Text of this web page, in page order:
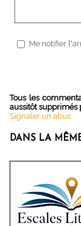
Me notifier
Tous les
aussitôt supprimés
Signaler un abus
DANS LA